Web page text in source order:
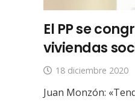
El PP se
viviendas
18 diciembre 2020
Juan Monzón: